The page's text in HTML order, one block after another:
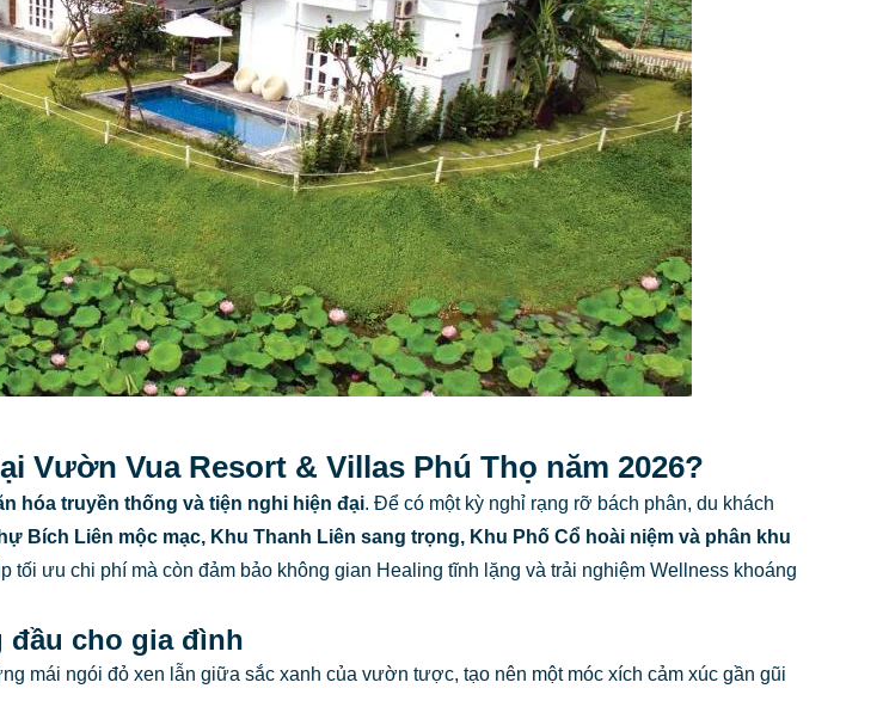
Vườn Vua Resort & Villas Phú Thọ năm 2026?
hóa truyền thống và tiện nghi hiện đại. Để có một kỳ nghỉ rạng rỡ bách phân, du khách
Bích Liên mộc mạc, Khu Thanh Liên sang trọng, Khu Phố Cổ hoài niệm và phân khu
tối ưu chi phí mà còn đảm bảo không gian Healing tĩnh lặng và trải nghiệm Wellness khoáng
đầu cho gia đình
mái ngói đỏ xen lẫn giữa sắc xanh của vườn tược, tạo nên một móc xích cảm xúc gần gũi